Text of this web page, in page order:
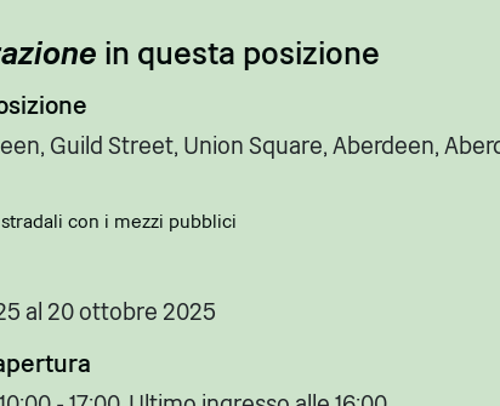
in questa posizione
Guild Street, Union Square, Aberdeen,
con i mezzi pubblici
al 20 ottobre 2025